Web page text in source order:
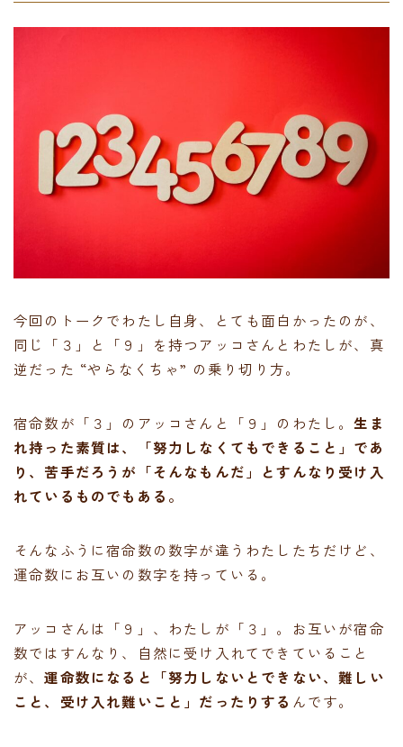
今回のトークでわたし自身、とても面白かったのが、
同じ「３」と「９」を持つアッコさんとわたしが、真
逆だった “やらなくちゃ” の乗り切り方。
宿命数が「３」のアッコさんと「９」のわたし。生ま
れ持った素質は、「努力しなくてもできること」であ
り、苦手だろうが「そんなもんだ」とすんなり受け入
れているものでもある。
そんなふうに宿命数の数字が違うわたしたちだけど、
運命数にお互いの数字を持っている。
アッコさんは「９」、わたしが「３」。お互いが宿命
数ではすんなり、自然に受け入れてできていること
が、運命数になると「努力しないとできない、難しい
こと、受け入れ難いこと」だったりする んです。